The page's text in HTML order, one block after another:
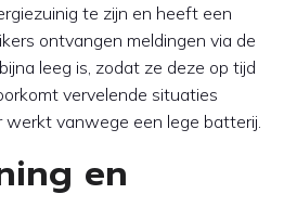
te zijn en heeft een
ontvangen meldingen via de
leeg is, zodat ze deze op tijd
vervelende situaties
vanwege een lege batterij.
en